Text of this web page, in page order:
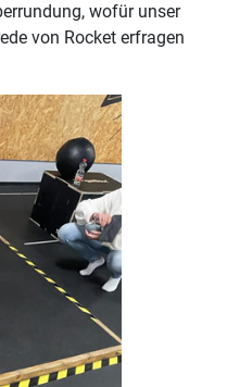
wofür unser
von Rocket erfragen